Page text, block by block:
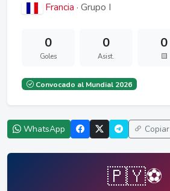
Francia · Grupo I
0
Goles
0
Asist.
0
🟨
Convocado al Mundial 2026
WhatsApp Copiar
🇵🇾⚽